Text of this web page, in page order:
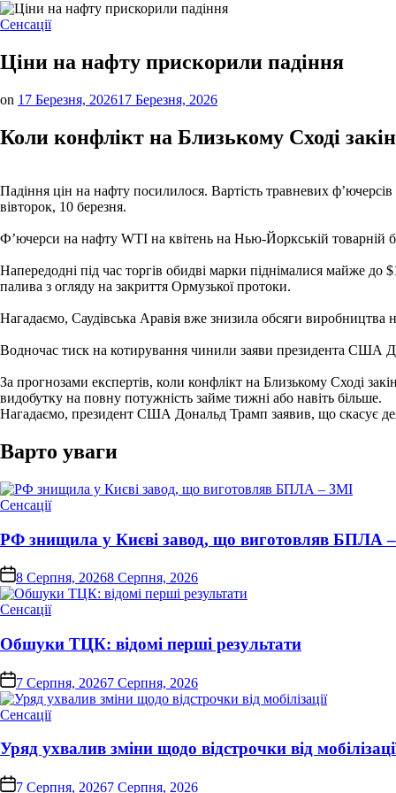
Опублікувати
Сенсації
Ціни на нафту прискорили падіння
on 17 Березня, 202617 Березня, 2026
Коли конфлікт на Близькому Сході
Падіння цін на нафту посилилося. Вартість травневих
вівторок, 10 березня.
Ф’ючерси на нафту WTI на квітень на Нью-Йоркській товарній
Напередодні під час торгів обидві марки піднімалися майже до
палива з огляду на закриття Ормузької протоки.
Нагадаємо, Саудівська Аравія вже знизила обсяги
Водночас тиск на котирування чинили заяви президента США
За прогнозами експертів, коли конфлікт на Близькому Сході
видобутку на повну потужність займе тижні або навіть більше.
Нагадаємо, президент США Дональд Трамп заявив, що скасує
Варто уваги
Опублікувати
Сенсації
РФ знищила у Києві завод, що виготовляв БПЛА
on8 Серпня, 20268 Серпня, 2026
Опублікувати
Сенсації
Обшуки ТЦК: відомі перші результати
on 7 Серпня, 20267 Серпня, 2026
Опублікувати
Сенсації
Уряд ухвалив зміни щодо відстрочки від
on 7 Серпня, 20267 Серпня, 2026